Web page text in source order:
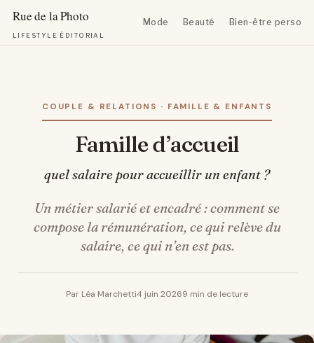
LIFESTYLE ÉDITORIAL
Mode Beauté Bien-être
COUPLE & RELATIONS · FAMILLE & ENFANTS
Famille d’accueil
quel salaire pour accueillir un enfant ?
Un métier salarié et encadré : comment se
compose la rémunération, ce qui relève du
salaire, ce qui n’en est pas.
Par Léa Marchetti4 juin 20269 min de lecture